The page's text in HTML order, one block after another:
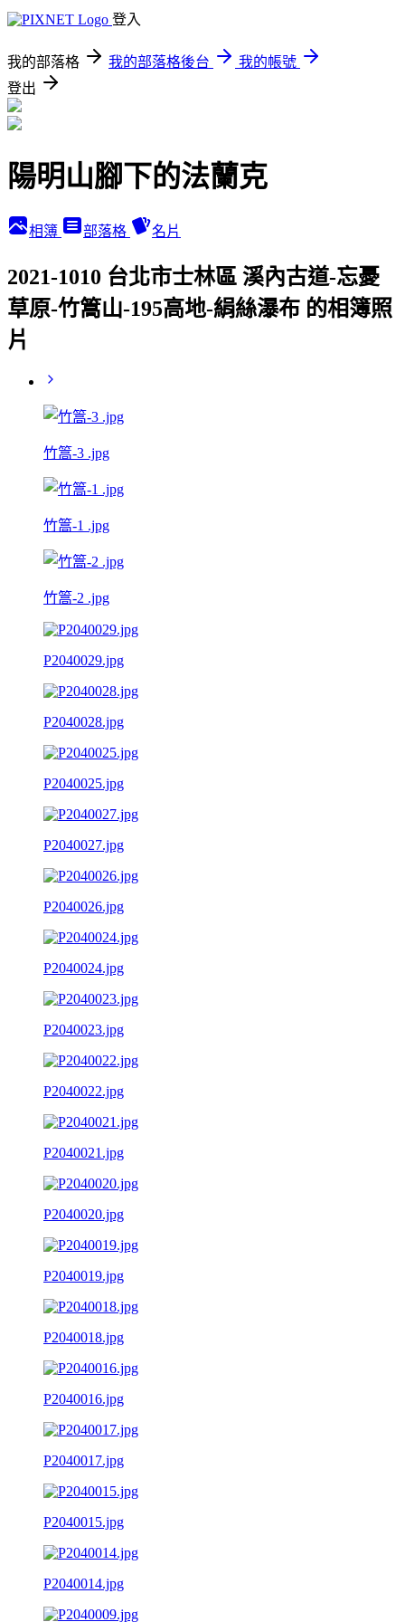
登入
我的部落格 我的部落格後台
我的帳號
登出
陽明山腳下的法蘭克
相簿 部落格 名片
2021-1010 台北市士林區 溪內古道-忘憂
草原-竹篙山-195高地-絹絲瀑布 的相簿照
片
竹篙-3 .jpg
竹篙-1 .jpg
竹篙-2 .jpg
P2040029.jpg
P2040028.jpg
P2040025.jpg
P2040027.jpg
P2040026.jpg
P2040024.jpg
P2040023.jpg
P2040022.jpg
P2040021.jpg
P2040020.jpg
P2040019.jpg
P2040018.jpg
P2040016.jpg
P2040017.jpg
P2040015.jpg
P2040014.jpg